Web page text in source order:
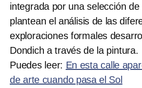
integrada por una selección
plantean el análisis de las
exploraciones formales
Dondich a través de la pintura.
Puedes leer: En esta calle
de arte cuando pasa el Sol